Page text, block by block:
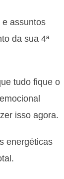
assuntos
da sua 4ª
tudo fique o
isso agora.
energéticas